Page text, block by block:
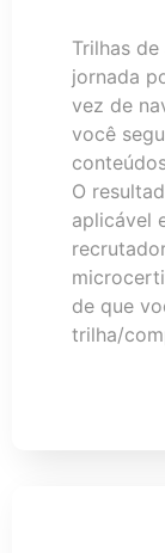
Trilhas
jornada
vez de
você
O
aplicável
de que
trilha/